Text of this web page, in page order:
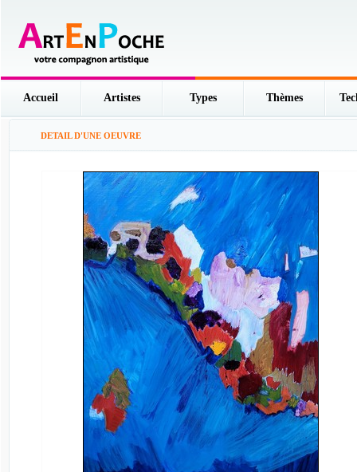
Accueil Artistes Types Thèmes
DETAIL D'UNE OEUVRE